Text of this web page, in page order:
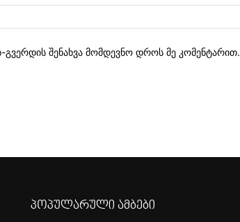
შენახვა მომდევნო დროს მე კომენტარით.
პოპულარული ამბები